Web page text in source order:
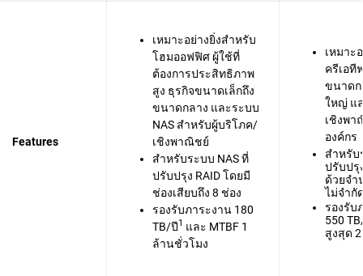
Features
เหมาะอย่างยิ่งสำหรับ
โฮมออฟฟิศ ผู้ใช้ที่
ต้องการประสิทธิภาพ
สูง ธุรกิจขนาดเล็กถึง
ขนาดกลาง และระบบ
NAS สำหรับผู้บริโภค/
เชิงพาณิชย์
สำหรับระบบ NAS ที่
ปรับปรุง RAID โดยมี
ช่องเสียบถึง 8 ช่อง
รองรับภาระงาน 180
TB/ปี1 และ MTBF 1
ล้านชั่วโมง
เหมาะ
ครีเอที
ขนาดก
ใหญ่ แ
เชิงพ
องค์กร
สำหรับ
ปรับปรุ
ด้วยจำ
ไม่จำกั
รองรับ
550
สูงสุด